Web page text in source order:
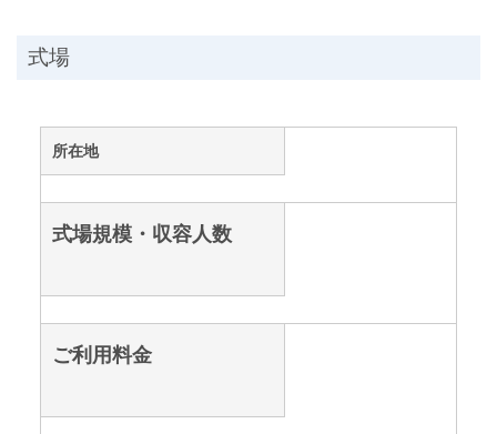
式場
所在地
式場規模・収容人数
ご利用料金